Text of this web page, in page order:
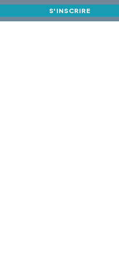
S'INSCRIRE